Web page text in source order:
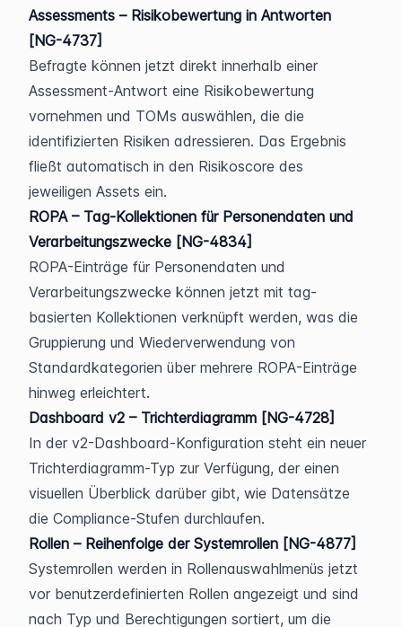
Assessments – Risikobewertung in Antworten
[NG-4737]
Befragte können jetzt direkt innerhalb einer
Assessment-Antwort eine Risikobewertung
vornehmen und TOMs auswählen, die die
identifizierten Risiken adressieren. Das Ergebnis
fließt automatisch in den Risikoscore des
jeweiligen Assets ein.
ROPA – Tag-Kollektionen für Personendaten und
Verarbeitungszwecke [NG-4834]
ROPA-Einträge für Personendaten und
Verarbeitungszwecke können jetzt mit tag-
basierten Kollektionen verknüpft werden, was die
Gruppierung und Wiederverwendung von
Standardkategorien über mehrere ROPA-Einträge
hinweg erleichtert.
Dashboard v2 – Trichterdiagramm [NG-4728]
In der v2-Dashboard-Konfiguration steht ein neuer
Trichterdiagramm-Typ zur Verfügung, der einen
visuellen Überblick darüber gibt, wie Datensätze
die Compliance-Stufen durchlaufen.
Rollen – Reihenfolge der Systemrollen [NG-4877]
Systemrollen werden in Rollenauswahlmenüs jetzt
vor benutzerdefinierten Rollen angezeigt und sind
nach Typ und Berechtigungen sortiert, um die